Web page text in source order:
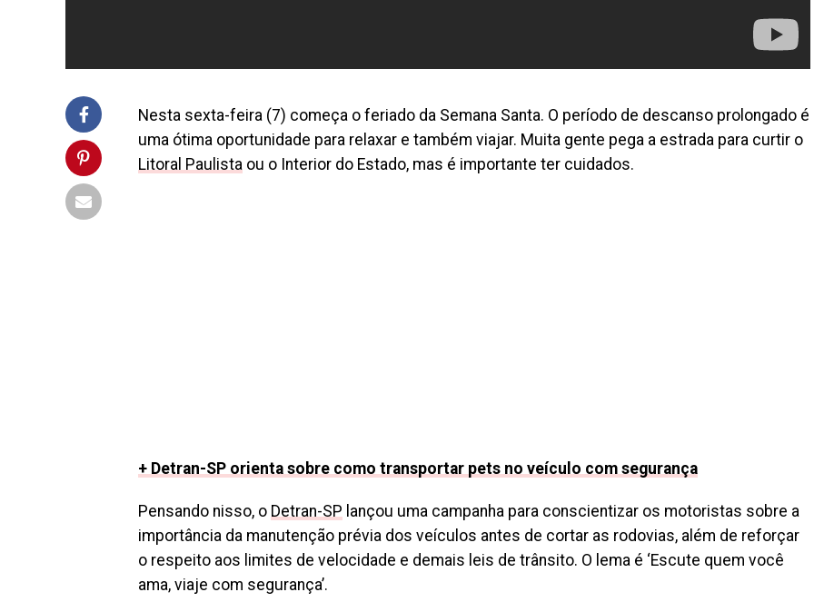
Nesta sexta-feira (7) começa o feriado da Semana Santa. O período de descanso prolongado é
uma ótima oportunidade para relaxar e também viajar. Muita gente pega a estrada para curtir o
Litoral Paulista ou o Interior do Estado, mas é importante ter cuidados.
+ Detran-SP orienta sobre como transportar pets no veículo com segurança
Pensando nisso, o Detran-SP lançou uma campanha para conscientizar os motoristas sobre a
importância da manutenção prévia dos veículos antes de cortar as rodovias, além de reforçar
o respeito aos limites de velocidade e demais leis de trânsito. O lema é ‘Escute quem você
ama, viaje com segurança’.